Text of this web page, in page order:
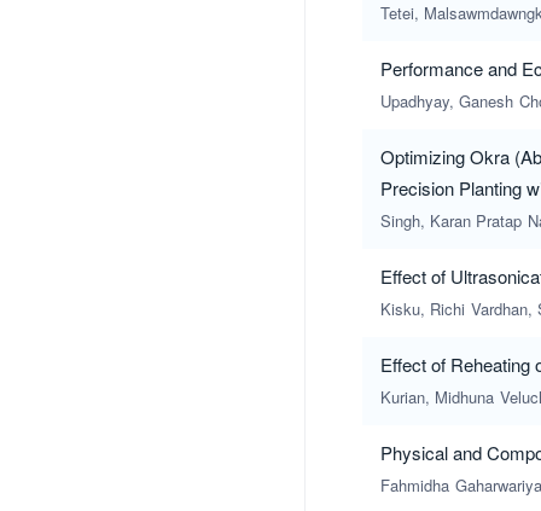
Tetei,
Performance and
Upadhyay, Ganesh
Optimizing Okra
Precision Planting
Singh, Karan Pratap
Effect of
Kisku, Richi Vardhan,
Effect of Reheating
Kurian, Midhuna
Physical and
Fahmidha